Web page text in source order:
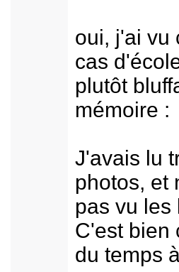
oui, j'ai vu
cas
plutôt
mémoire :
J'avais lu
photos, et
pas vu les
C'est bien
du temps